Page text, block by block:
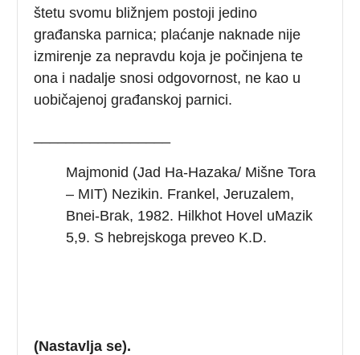
štetu svomu bližnjem postoji jedino
građanska parnica; plaćanje naknade nije
izmirenje za nepravdu koja je počinjena te
ona i nadalje snosi odgovornost, ne kao u
uobičajenoj građanskoj parnici.
Majmonid (Jad Ha-Hazaka/ Mišne Tora
– MIT) Nezikin. Frankel, Jeruzalem,
Bnei-Brak, 1982. Hilkhot Hovel uMazik
5,9. S hebrejskoga preveo K.D.
(Nastavlja se).